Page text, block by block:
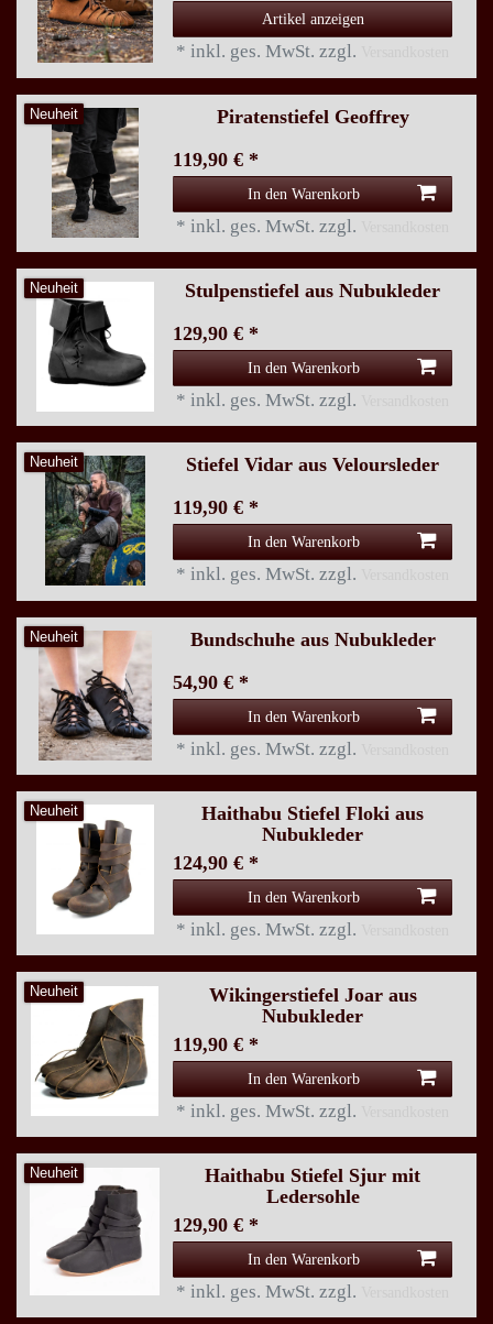
Artikel anzeigen
* inkl. ges. MwSt. zzgl.
Neuheit
Piratenstiefel Geoffrey
119,90 € *
In den Warenkorb
* inkl. ges. MwSt. zzgl.
Neuheit
Stulpenstiefel aus Nubukleder
129,90 € *
In den Warenkorb
* inkl. ges. MwSt. zzgl.
Neuheit
Stiefel Vidar aus Veloursleder
119,90 € *
In den Warenkorb
* inkl. ges. MwSt. zzgl.
Neuheit
Bundschuhe aus Nubukleder
54,90 € *
In den Warenkorb
* inkl. ges. MwSt. zzgl.
Neuheit
Haithabu Stiefel Floki aus
Nubukleder
124,90 € *
In den Warenkorb
* inkl. ges. MwSt. zzgl.
Neuheit
Wikingerstiefel Joar aus
Nubukleder
119,90 € *
In den Warenkorb
* inkl. ges. MwSt. zzgl.
Neuheit
Haithabu Stiefel Sjur mit
Ledersohle
129,90 € *
In den Warenkorb
* inkl. ges. MwSt. zzgl.